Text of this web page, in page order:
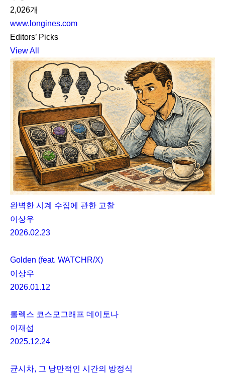
2,026개
www.longines.com
Editors’ Picks
View All
완벽한 시계 수집에 관한 고찰
이상우
2026.02.23
Golden (feat. WATCHR/X)
이상우
2026.01.12
롤렉스 코스모그래프 데이토나
이재섭
2025.12.24
균시차, 그 낭만적인 시간의 방정식